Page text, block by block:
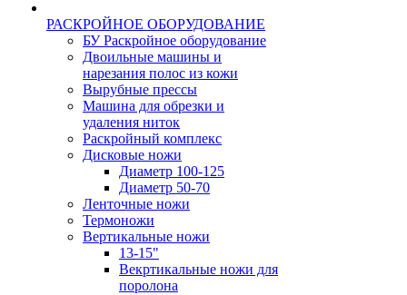
РАСКРОЙНОЕ ОБОРУДОВАНИЕ
БУ Раскройное оборудование
Двоильные машины и
нарезания полос из кожи
Вырубные прессы
Машина для обрезки и
удаления ниток
Раскройный комплекс
Дисковые ножи
Диаметр 100-125
Диаметр 50-70
Ленточные ножи
Термоножи
Вертикальные ножи
13-15"
Векртикальные ножи для
поролона